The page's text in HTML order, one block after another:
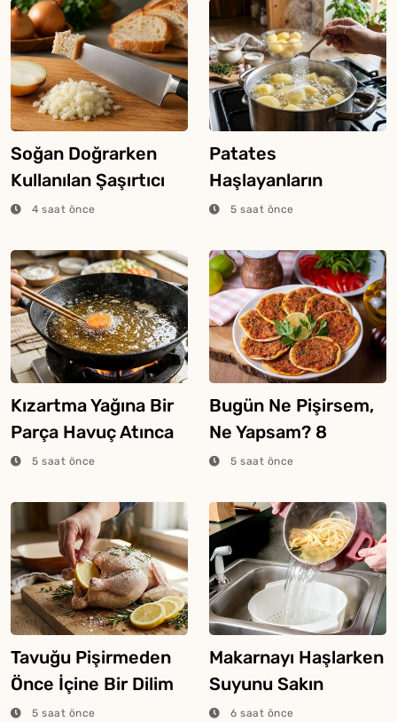
Soğan Doğrarken
Kullanılan Şaşırtıcı
Ekmek Tekniği
4 saat önce
Patates
Haşlayanların
Bilmesi Gereken
5 saat önce
Kızartma Yağına Bir
Parça Havuç Atınca
Ne Olur?
5 saat önce
Bugün Ne Pişirsem,
Ne Yapsam? 8
Ağustos 2026
5 saat önce
Tavuğu Pişirmeden
Önce İçine Bir Dilim
Limon Atarsanız Ne
5 saat önce
Makarnayı Haşlarken
Suyunu Sakın
Dökmeyin
6 saat önce